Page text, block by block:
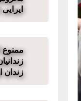
ممنوع
زندان